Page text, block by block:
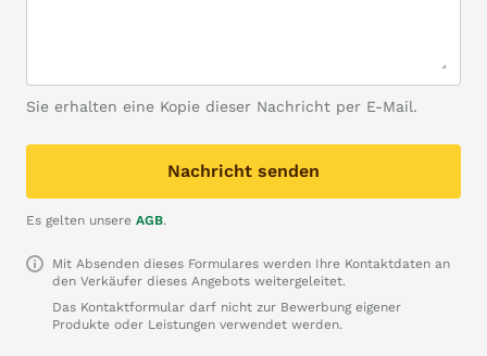
Sie erhalten eine Kopie dieser Nachricht per E-Mail.
Nachricht senden
Es gelten unsere AGB.
Mit Absenden dieses Formulares werden Ihre Kontaktdaten an
den Verkäufer dieses Angebots weitergeleitet.
Das Kontaktformular darf nicht zur Bewerbung eigener
Produkte oder Leistungen verwendet werden.